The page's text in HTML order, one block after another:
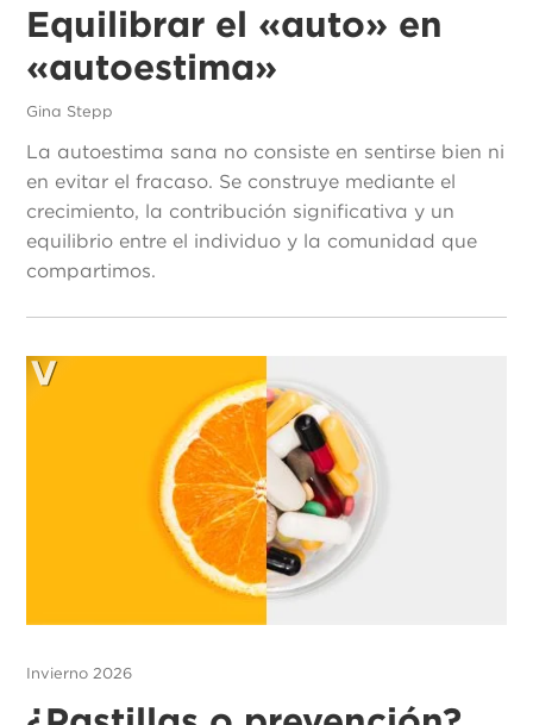
Equilibrar el «auto» en
«autoestima»
Gina Stepp
La autoestima sana no consiste en sentirse bien ni
en evitar el fracaso. Se construye mediante el
crecimiento, la contribución significativa y un
equilibrio entre el individuo y la comunidad que
compartimos.
Invierno 2026